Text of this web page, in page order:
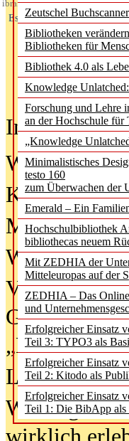
Zeutschel
Bibliotheken
Bibliotheken für
Bibliothek 4.0 als
Knowledge
Forschung und Lehre
an der Hochschule
„Knowledge
Minimalistisches
testo 160
zum Überwachen der
Emerald – Ein
Hochschulbibliothek
bibliothecas neuem
Mit ZEDHIA der
Mitteleuropas auf der
ZEDHIA – Das
und
Erfolgreicher Einsatz
Teil 3: TYPO3 als
Erfolgreicher Einsatz
Teil 2: Kitodo als
Erfolgreicher Einsatz
Teil 1: Die BibApp als
ibrary
Essentials
In der
Was
Kinder in
Metadaten
Wenn Bots
Von
Geisterjagd-
„Library of
Lesen als
Wie